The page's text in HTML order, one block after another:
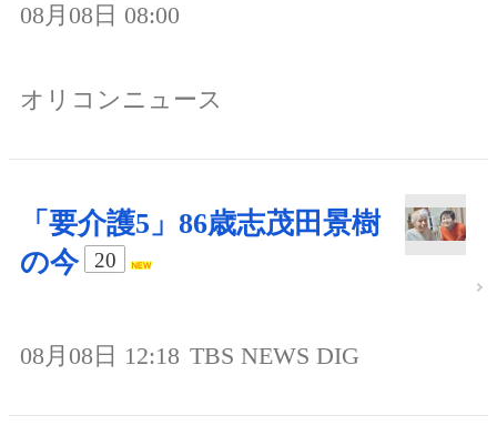
08月08日 08:00
オリコンニュース
「要介護5」86歳志茂田景樹
の今
20
08月08日 12:18 TBS NEWS DIG